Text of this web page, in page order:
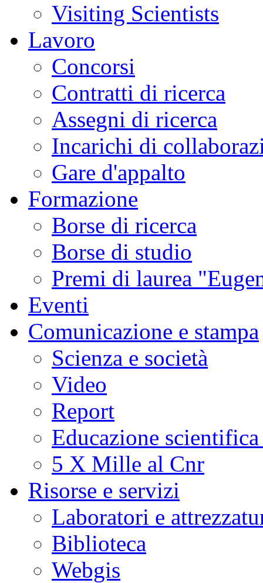
Visiting Scientists
Lavoro
Concorsi
Contratti di ricerca
Assegni di ricerca
Incarichi di
Gare d'appalto
Formazione
Borse di ricerca
Borse di studio
Premi di laurea
Eventi
Comunicazione e stampa
Scienza e società
Video
Report
Educazione
5 X Mille al Cnr
Risorse e servizi
Laboratori e
Biblioteca
Webgis